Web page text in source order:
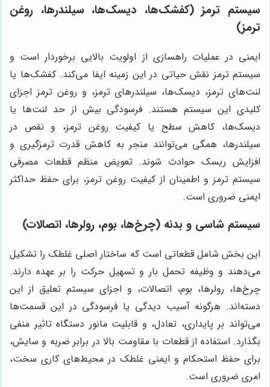
سیستم ترمز (کفشک‌ها، دیسک‌ها، سیلندرها، روغن
ترمز)
ایمنی در عملیات راهسازی از اولویت بالایی برخوردار است و
سیستم ترمز نقش حیاتی در این زمینه ایفا می‌کند. کفشک‌ها یا
لنت‌های ترمز، دیسک‌ها، سیلندرهای ترمز، و روغن ترمز اجزای
کلیدی این سیستم هستند. فرسودگی بیش از حد لنت‌ها یا
دیسک‌ها، کاهش سطح یا کیفیت روغن ترمز، و نقص در
سیلندرها، همگی می‌توانند منجر به کاهش قدرت ترمزگیری و
افزایش ریسک حوادث شوند. تعویض منظم قطعات مصرفی
سیستم ترمز و اطمینان از کیفیت روغن ترمز، برای حفظ حداکثر
ایمنی ضروری است.
سیستم شاسی و بدنه (چرخ‌ها، بوم، رولرها، اتصالات)
این بخش شامل قطعاتی است که ساختار اصلی غلطک را تشکیل
می‌دهند و وظیفه تحمل بار و تسهیل حرکت را بر عهده دارند.
چرخ‌ها، رولرها، بوم، اتصالات، و اجزای سیستم تعلیق از این
دسته‌اند. هرگونه آسیب دیدگی یا فرسودگی در این قسمت‌ها
می‌تواند بر پایداری، تعادل، و قابلیت مانور دستگاه تاثیر منفی
بگذارد. استفاده از قطعات با مقاومت بالا در برابر ضربه و سایش،
برای حفظ استحکام و ایمنی غلطک در محیط‌های کاری سخت،
امری ضروری است.